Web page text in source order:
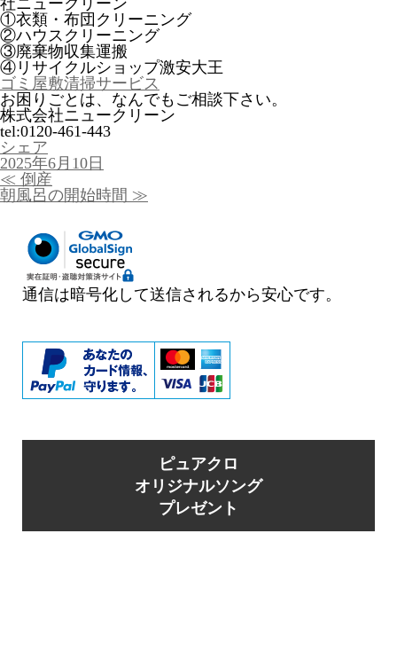
社ニュークリーン
①衣類・布団クリーニング
②ハウスクリーニング
③廃棄物収集運搬
④リサイクルショップ激安大王
ゴミ屋敷清掃サービス
お困りごとは、なんでもご相談下さい。
株式会社ニュークリーン
tel:0120-461-443
シェア
投
稿
日:
2025年6月10日
投
稿
≪ 倒産
朝風呂の開始時間 ≫
通信は暗号化して送信されるから安心です。
ピュアクロ
オリジナルソング
プレゼント